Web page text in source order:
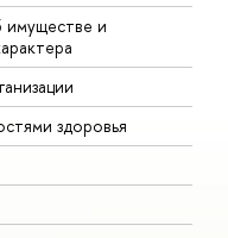
имуществе и
здоровья